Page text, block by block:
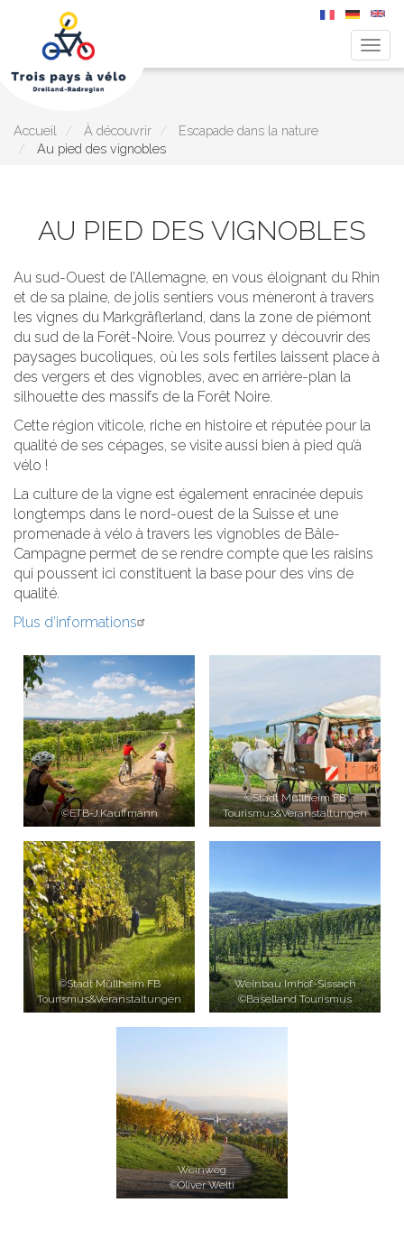
Aller
principal
Accueil À découvrir
Escapade dans la nature
Au pied des vignobles
AU PIED DES VIGNOBLES
Au sud-Ouest de l’Allemagne, en vous éloignant du Rhin
et de sa plaine, de jolis sentiers vous mèneront à travers
les vignes du Markgräflerland, dans la zone de piémont
du sud de la Forêt-Noire. Vous pourrez y découvrir des
paysages bucoliques, où les sols fertiles laissent place à
des vergers et des vignobles, avec en arrière-plan la
silhouette des massifs de la Forêt Noire.
Cette région viticole, riche en histoire et réputée pour la
qualité de ses cépages, se visite aussi bien à pied qu’à
vélo !
La culture de la vigne est également enracinée depuis
longtemps dans le nord-ouest de la Suisse et une
promenade à vélo à travers les vignobles de Bâle-
Campagne permet de se rendre compte que les raisins
qui poussent ici constituent la base pour des vins de
qualité.
Plus d’informations
©ETB-J.Kauffmann
©Stadt Müllheim FB
Tourismus&Veranstaltungen
©Stadt Müllheim FB
Tourismus&Veranstaltungen
Weinbau Imhof-Sissach
©Baselland Tourismus
Weinweg
©Oliver Welti